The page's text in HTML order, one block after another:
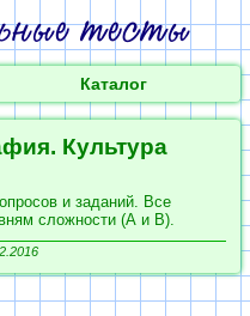
Каталог
Культура
и заданий. Все
сложности (А и В).